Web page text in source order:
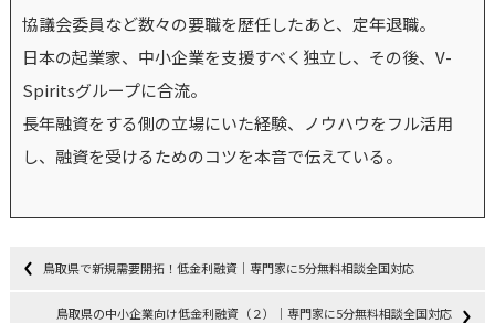
協議会委員など数々の要職を歴任したあと、定年退職。
日本の起業家、中小企業を支援すべく独立し、その後、V-
Spiritsグループに合流。
長年融資をする側の立場にいた経験、ノウハウをフル活用
し、融資を受けるためのコツを本音で伝えている。
鳥取県で新規需要開拓！低金利融資｜専門家に5分無料相談全国対応
鳥取県の中小企業向け低金利融資（２）｜専門家に5分無料相談全国対応